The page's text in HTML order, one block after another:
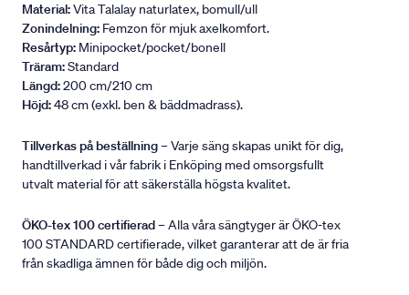
Material:Vita Talalay naturlatex, bomull/ull
Zonindelning: Femzon för mjuk axelkomfort.
Resårtyp: Minipocket/pocket/bonell
Träram:Standard
Längd:200 cm/210 cm
Höjd:48 cm (exkl. ben & bäddmadrass).
Tillverkas på beställning– Varje säng skapas unikt för dig,
handtillverkad i vår fabrik i Enköping med omsorgsfullt
utvalt material för att säkerställa högsta kvalitet.
ÖKO-tex 100 certifierad– Alla våra sängtyger är ÖKO-tex
100 STANDARD certifierade, vilket garanterar att de är fria
från skadliga ämnen för både dig och miljön.